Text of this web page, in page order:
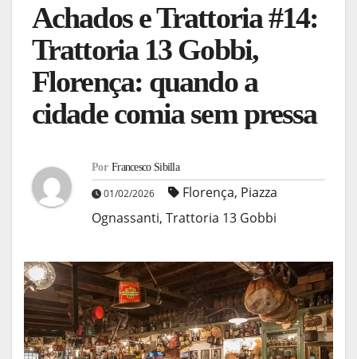
Achados e Trattoria #14:
Trattoria 13 Gobbi,
Florença: quando a
cidade comia sem pressa
Por Francesco Sibilla
01/02/2026 Florença, Piazza
Ognassanti, Trattoria 13 Gobbi